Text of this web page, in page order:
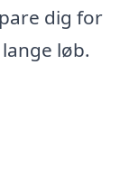
dig for
løb.